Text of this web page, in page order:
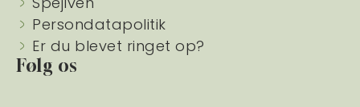
Persondatapolitik
Er du blevet ringet op?
Følg os